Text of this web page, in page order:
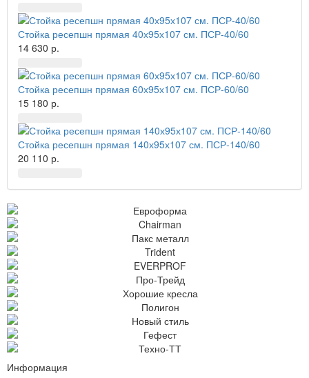
Стойка ресепшн прямая 40х95х107 см. ПСР-40/60
14 630 р.
Стойка ресепшн прямая 60х95х107 см. ПСР-60/60
15 180 р.
Стойка ресепшн прямая 140х95х107 см. ПСР-140/60
20 110 р.
Информация